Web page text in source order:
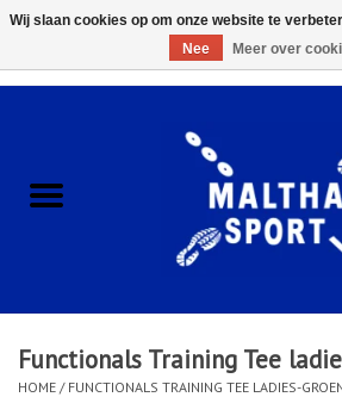
ACCESSOIRES/HARDWARE
KLEDING
CLUBSHOPS
Functionals Training Tee
HOME / FUNCTIONALS TRAINING TEE LADIES-
Wij slaan cookies op om onze website te
Nee
Meer over